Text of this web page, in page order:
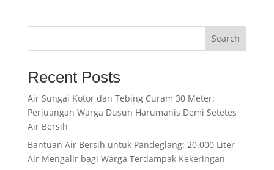
Search
Recent Posts
Air Sungai Kotor dan Tebing Curam 30 Meter:
Perjuangan Warga Dusun Harumanis Demi Setetes
Air Bersih
Bantuan Air Bersih untuk Pandeglang: 20.000 Liter
Air Mengalir bagi Warga Terdampak Kekeringan